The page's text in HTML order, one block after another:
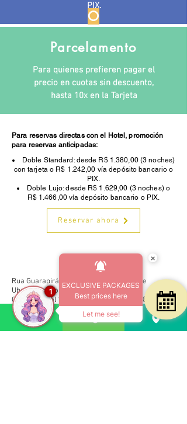
PIX.
Parcelamento
Para quienes prefieren pagar el
precio en cuotas sin descuento,
hasta 10x en la Tarjeta
O
Para reservas directas con el Hotel, promoción
para reservas anticipadas:
Doble Standard: desde R$ 1.380,00 (3 noches)
con tarjeta o R$ 1.242,00 vía depósito bancario o
PIX.
Doble Lujo: desde R$ 1.629,00 (3 noches) o
R$ 1.466,00 vía depósito bancario o PIX.
Reservar ahora
Rua Guarapirá, 405 - Barrio Praia Grande
Ubatuba - Sao Paulo - Brasil
Código Postal 11687-530| Teléfono
12 3835-1611
CADASTUR 26.062628.20.0001-1
CNPJ03.452.446/0001-45
×
EXCLUSIVE PACKAGES
Best prices here
Let me see!
1